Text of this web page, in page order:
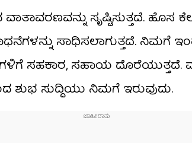
ಸೃಷ್ಟಿಸುತ್ತದೆ. ಹೊಸ
ಸಾಧಿಸಲಾಗುತ್ತದೆ. ನಿಮಗೆ
ಸಹಕಾರ, ಸಹಾಯ ದೊರೆಯುತ್ತದೆ.
ಸುದ್ದಿಯು ನಿಮಗೆ ಇರುವುದು.